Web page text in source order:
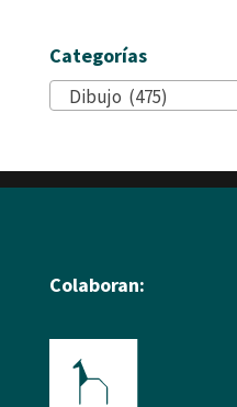
Categorías
Dibujo (475)
Colaboran: